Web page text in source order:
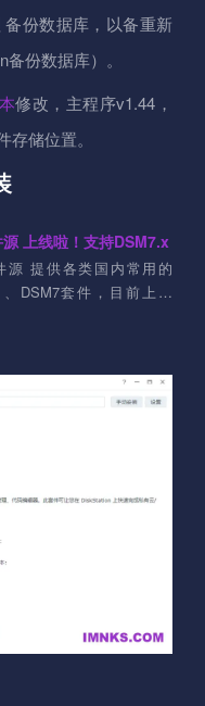
份数据库，以备重新
份数据库）。
修改，主程序v1.44，
储位置。
上线啦！支持DSM7.x
源 提供各类国内常用的
DSM7套件，目前上架